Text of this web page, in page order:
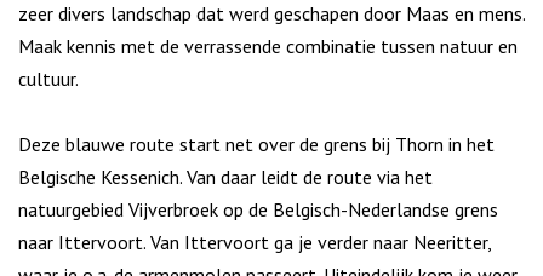
zeer divers landschap dat werd geschapen door Maas en mens.
Maak kennis met de verrassende combinatie tussen natuur en
cultuur.
Deze blauwe route start net over de grens bij Thorn in het
Belgische Kessenich. Van daar leidt de route via het
natuurgebied Vijverbroek op de Belgisch-Nederlandse grens
naar Ittervoort. Van Ittervoort ga je verder naar Neeritter,